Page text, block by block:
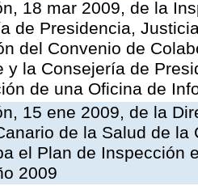
18 mar 2009, de la
de Presidencia,
del Convenio de
y la Consejería de
de una Oficina de
15 ene 2009, de la
de la Salud de
el Plan de Inspección
2009